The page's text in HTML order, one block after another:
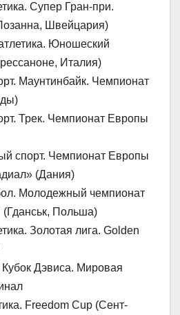
Супер Гран-при.
Швейцария)
Юношеский
Италия)
Маунтинбайк. Чемпионат
Трек. Чемпионат Европы
спорт. Чемпионат Европы
(Дания)
Молодежный чемпионат
Польша)
Золотая лига. Golden
Дэвиса. Мировая
Freedom Cup (Сент-